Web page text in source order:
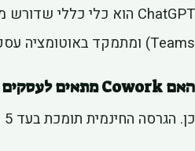
Teams) ומתמקד באוטומציה עסקית.
האם Cowork מתאים לעסקים קטנים?
כן. הגרסה החינמית תומכת בעד 5 משתמשים, וגרסת Pro ב-19 דולר נגישה גם לעסקים קטנים.